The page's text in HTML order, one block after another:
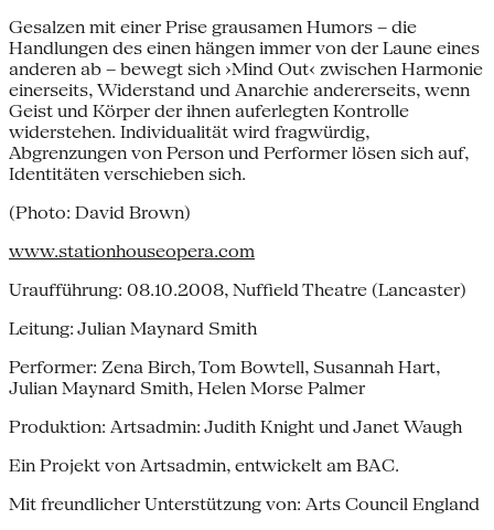
Gesalzen mit einer Prise grausamen Humors – die
Handlungen des einen hängen immer von der Laune eines
anderen ab – bewegt sich ›Mind Out‹ zwischen Harmonie
einerseits, Widerstand und Anarchie andererseits, wenn
Geist und Körper der ihnen auferlegten Kontrolle
widerstehen. Individualität wird fragwürdig,
Abgrenzungen von Person und Performer lösen sich auf,
Identitäten verschieben sich.
(Photo: David Brown)
www.stationhouseopera.com
Uraufführung: 08.10.2008, Nuffield Theatre (Lancaster)
Leitung: Julian Maynard Smith
Performer: Zena Birch, Tom Bowtell, Susannah Hart,
Julian Maynard Smith, Helen Morse Palmer
Produktion: Artsadmin: Judith Knight und Janet Waugh
Ein Projekt von Artsadmin, entwickelt am BAC.
Mit freundlicher Unterstützung von: Arts Council England